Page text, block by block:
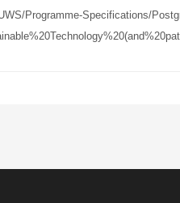
Programme-Specifications/